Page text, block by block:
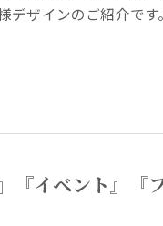
ザインのご紹介です
『イベント』『